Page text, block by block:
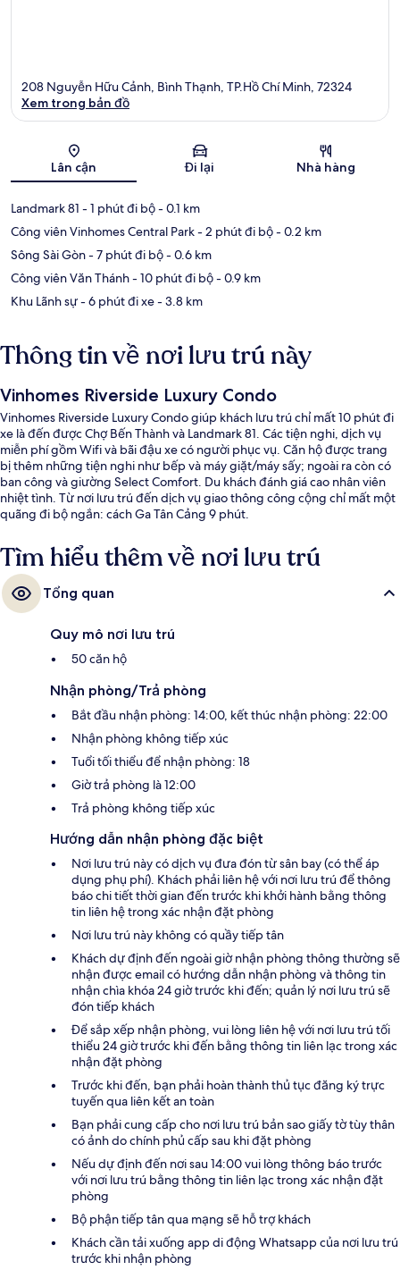
Bản đồ
208 Nguyễn Hữu Cảnh, Bình Thạnh, TP.Hồ Chí Minh, 72324
Xem trong bản đồ
Lân cận Đi lại Nhà hàng
Landmark 81 - 1 phút đi bộ- 0.1 km
Công viên Vinhomes Central Park- 2 phút đi bộ- 0.2 km
Sông Sài Gòn- 7 phút đi bộ- 0.6 km
Công viên Văn Thánh- 10 phút đi bộ- 0.9 km
Khu Lãnh sự- 6 phút đi xe- 3.8 km
Thông tin về nơi lưu trú này
Vinhomes Riverside Luxury Condo
Vinhomes Riverside Luxury Condo giúp khách lưu trú chỉ mất 10 phút đi
xe là đến được Chợ Bến Thành và Landmark 81. Các tiện nghi, dịch vụ
miễn phí gồm Wifi và bãi đậu xe có người phục vụ. Căn hộ được trang
bị thêm những tiện nghi như bếp và máy giặt/máy sấy; ngoài ra còn có
ban công và giường Select Comfort. Du khách đánh giá cao nhân viên
nhiệt tình. Từ nơi lưu trú đến dịch vụ giao thông công cộng chỉ mất một
quãng đi bộ ngắn: cách Ga Tân Cảng 9 phút.
Tìm hiểu thêm về nơi lưu trú
Tổng quan
Quy mô nơi lưu trú
50 căn hộ
Nhận phòng/Trả phòng
Bắt đầu nhận phòng: 14:00, kết thúc nhận phòng: 22:00
Nhận phòng không tiếp xúc
Tuổi tối thiểu để nhận phòng: 18
Giờ trả phòng là 12:00
Trả phòng không tiếp xúc
Hướng dẫn nhận phòng đặc biệt
Nơi lưu trú này có dịch vụ đưa đón từ sân bay (có thể áp
dụng phụ phí). Khách phải liên hệ với nơi lưu trú để thông
báo chi tiết thời gian đến trước khi khởi hành bằng thông
tin liên hệ trong xác nhận đặt phòng
Nơi lưu trú này không có quầy tiếp tân
Khách dự định đến ngoài giờ nhận phòng thông thường sẽ
nhận được email có hướng dẫn nhận phòng và thông tin
nhận chìa khóa 24 giờ trước khi đến; quản lý nơi lưu trú sẽ
đón tiếp khách
Để sắp xếp nhận phòng, vui lòng liên hệ với nơi lưu trú tối
thiểu 24 giờ trước khi đến bằng thông tin liên lạc trong xác
nhận đặt phòng
Trước khi đến, bạn phải hoàn thành thủ tục đăng ký trực
tuyến qua liên kết an toàn
Bạn phải cung cấp cho nơi lưu trú bản sao giấy tờ tùy thân
có ảnh do chính phủ cấp sau khi đặt phòng
Nếu dự định đến nơi sau 14:00 vui lòng thông báo trước
với nơi lưu trú bằng thông tin liên lạc trong xác nhận đặt
phòng
Bộ phận tiếp tân qua mạng sẽ hỗ trợ khách
Khách cần tải xuống app di động Whatsapp của nơi lưu trú
trước khi nhận phòng